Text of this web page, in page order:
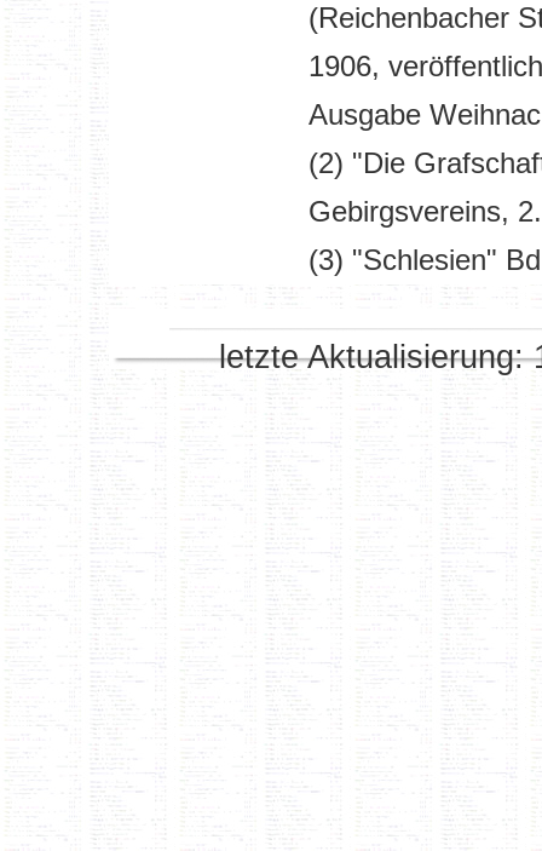
(Reichenbacher
1906,
Ausgabe
(2) "Die
Gebirgsvereins,
(3) "Schlesien"
letzte Aktualisierung: